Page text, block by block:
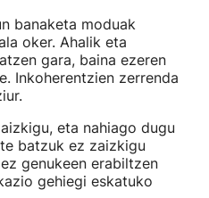
banaketa moduak
oker. Ahalik eta
gara, baina ezeren
Inkoherentzien zerrenda
eta nahiago dugu
batzuk ez zaizkigu
genukeen erabiltzen
gehiegi eskatuko